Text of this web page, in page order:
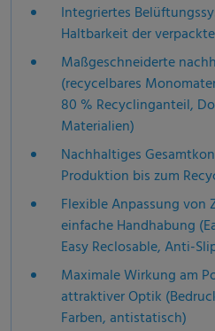
Integriertes
Haltbarkeit der
Maßgeschneiderte
(recycelbares
80 % Recyclinganteil,
Materialien)
Nachhaltiges
Produktion bis zum
Flexible Anpassung
einfache Handhabung
Easy Reclosable, Anti-
Maximale Wirkung am
attraktiver Optik
Farben, antistatisch)